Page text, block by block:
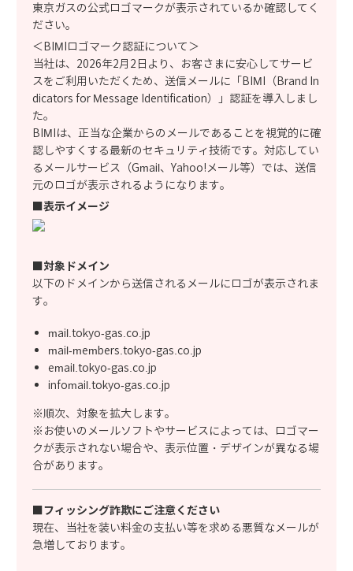
東京ガスの公式ロゴマークが表示されているか確認してく
ださい。
＜BIMIロゴマーク認証について＞
当社は、2026年2月2日より、お客さまに安心してサービ
スをご利用いただくため、送信メールに「BIMI（Brand In
dicators for Message Identification）」認証を導入しまし
た。
BIMIは、正当な企業からのメールであることを視覚的に確
認しやすくする最新のセキュリティ技術です。対応してい
るメールサービス（Gmail、Yahoo!メール等）では、送信
元のロゴが表示されるようになります。
■表示イメージ
■対象ドメイン
以下のドメインから送信されるメールにロゴが表示されま
す。
mail.tokyo-gas.co.jp
mail-members.tokyo-gas.co.jp
email.tokyo-gas.co.jp
infomail.tokyo-gas.co.jp
※順次、対象を拡大します。
※お使いのメールソフトやサービスによっては、ロゴマー
クが表示されない場合や、表示位置・デザインが異なる場
合があります。
■フィッシング詐欺にご注意ください
現在、当社を装い料金の支払い等を求める悪質なメールが
急増しております。